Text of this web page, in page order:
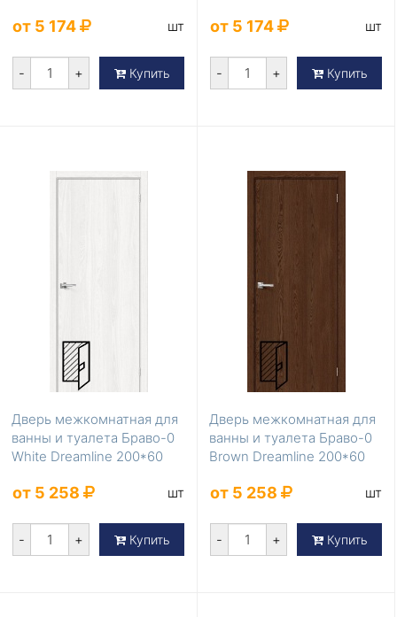
от 5 174 шт
- + Купить
от 5 174 шт
- + Купить
Дверь межкомнатная для
ванны и туалета Браво-0
White Dreamline 200*60
от 5 258 шт
- + Купить
Дверь межкомнатная для
ванны и туалета Браво-0
Brown Dreamline 200*60
от 5 258 шт
- + Купить